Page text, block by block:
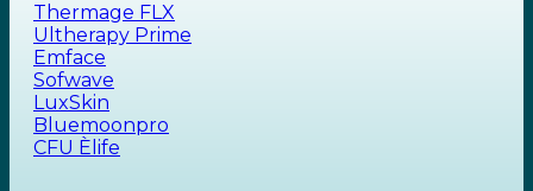
Thermage FLX
Ultherapy Prime
Emface
Sofwave
LuxSkin
Bluemoonpro
CFU Èlife